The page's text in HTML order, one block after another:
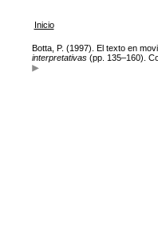
Inicio
Botta, P. (1997). El texto en
interpretativas(pp. 135–160).